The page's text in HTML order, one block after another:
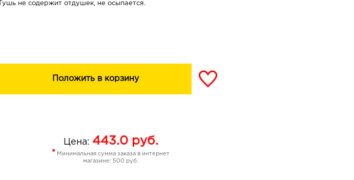
Тушь не содержит отдушек, не осыпается.
Положить в корзину
Цена: 443.0руб.
* Минимальная сумма заказа в интернет
магазине: 500 руб.